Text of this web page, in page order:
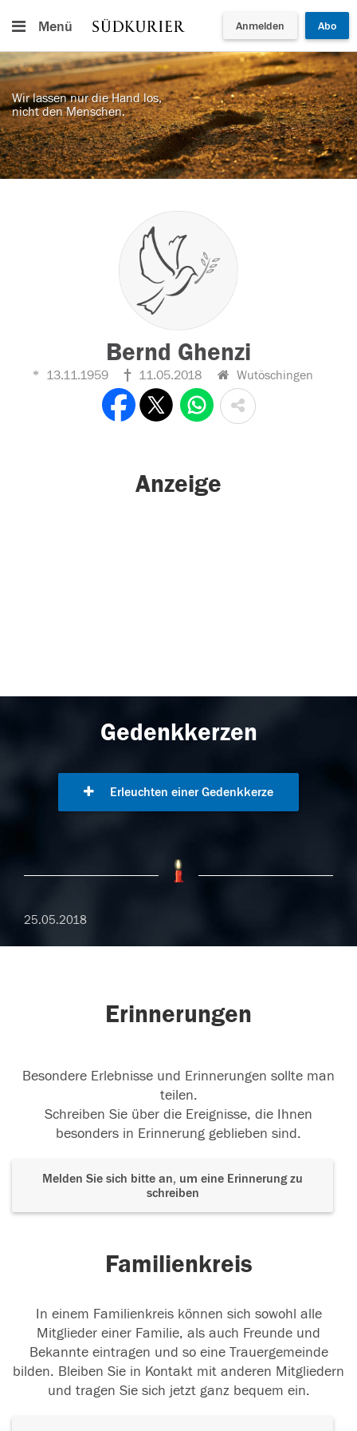
Menü Anmelden Abo
Wir lassen nur die Hand los,
nicht den Menschen.
Bernd Ghenzi
13.11.1959 11.05.2018 Wutöschingen
Anzeige
Gedenkkerzen
Erleuchten einer Gedenkkerze
25.05.2018
Erinnerungen
Besondere Erlebnisse und Erinnerungen sollte man
teilen.
Schreiben Sie über die Ereignisse, die Ihnen
besonders in Erinnerung geblieben sind.
Melden Sie sich bitte an, um eine Erinnerung zu
schreiben
Familienkreis
In einem Familienkreis können sich sowohl alle
Mitglieder einer Familie, als auch Freunde und
Bekannte eintragen und so eine Trauergemeinde
bilden. Bleiben Sie in Kontakt mit anderen Mitgliedern
und tragen Sie sich jetzt ganz bequem ein.